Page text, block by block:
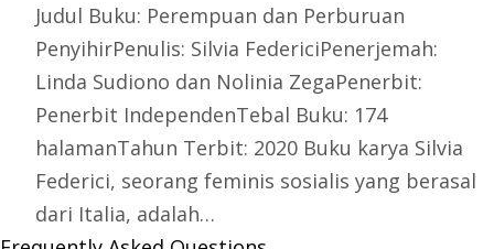
Judul Buku: Perempuan dan Perburuan
PenyihirPenulis: Silvia FedericiPenerjemah:
Linda Sudiono dan Nolinia ZegaPenerbit:
Penerbit IndependenTebal Buku: 174
halamanTahun Terbit: 2020 Buku karya Silvia
Federici, seorang feminis sosialis yang berasal
dari Italia, adalah…